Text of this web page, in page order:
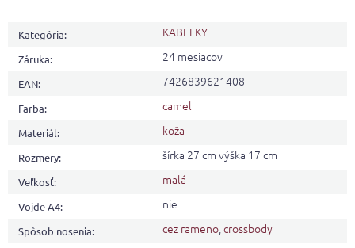
Kategória: KABELKY
Záruka: 24 mesiacov
EAN: 7426839621408
Farba: camel
Materiál: koža
Rozmery: šírka 27 cm výška 17 cm
Veľkosť: malá
Vojde A4: nie
Spôsob nosenia: cez rameno,crossbody